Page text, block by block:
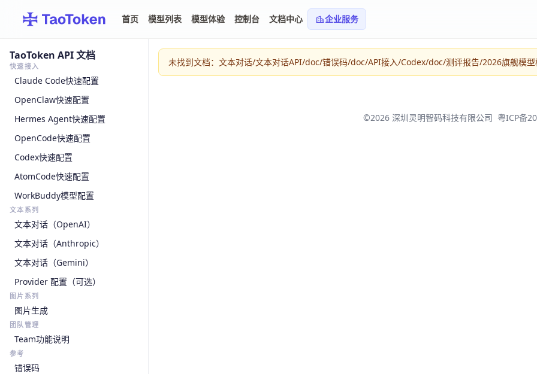
首页 模型列表 模型体验 控制台 文档中心 企业服务
TaoToken API 文档
快速接入
Claude Code快速配置
OpenClaw快速配置
Hermes Agent快速配置
OpenCode快速配置
Codex快速配置
AtomCode快速配置
WorkBuddy模型配置
文本系列
文本对话（OpenAI）
文本对话（Anthropic）
文本对话（Gemini）
Provider 配置（可选）
图片系列
图片生成
团队管理
Team功能说明
参考
错误码
未找到文档：文本对话/文本对话API/doc/错误码/doc/API接入/Codex/doc/测评报告/2026旗舰模型
©2026 深圳灵明智码科技有限公司 粤ICP备